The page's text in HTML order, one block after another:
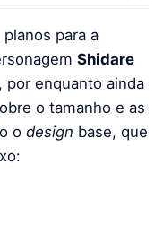
para a
Shidare
, por enquanto ainda
o tamanho e as
o design base, que